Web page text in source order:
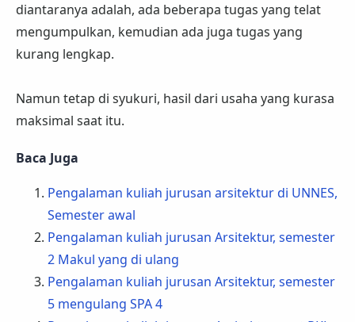
diantaranya adalah, ada beberapa tugas yang telat
mengumpulkan, kemudian ada juga tugas yang
kurang lengkap.
Namun tetap di syukuri, hasil dari usaha yang kurasa
maksimal saat itu.
Baca Juga
Pengalaman kuliah jurusan arsitektur di UNNES,
Semester awal
Pengalaman kuliah jurusan Arsitektur, semester
2 Makul yang di ulang
Pengalaman kuliah jurusan Arsitektur, semester
5 mengulang SPA 4